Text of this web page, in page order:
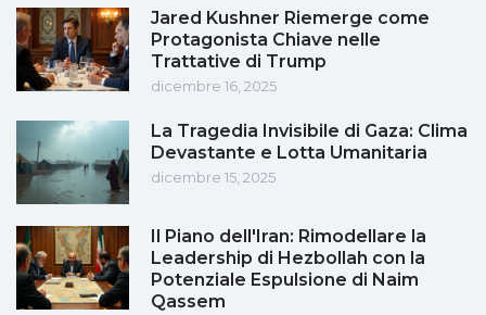
Jared Kushner Riemerge come
Protagonista Chiave nelle
Trattative di Trump
dicembre 16, 2025
La Tragedia Invisibile di Gaza: Clima
Devastante e Lotta Umanitaria
dicembre 15, 2025
Il Piano dell'Iran: Rimodellare la
Leadership di Hezbollah con la
Potenziale Espulsione di Naim
Qassem